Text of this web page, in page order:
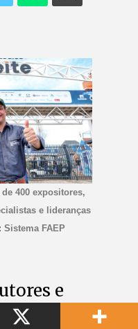
400 expositores,
e lideranças
FAEP
e
da